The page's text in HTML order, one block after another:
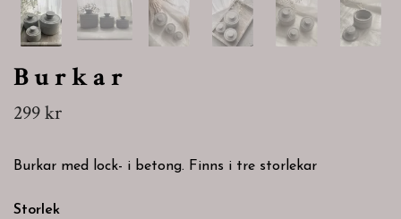
B u r k a r
299 kr
Burkar med lock- i betong. Finns i tre storlekar
Storlek